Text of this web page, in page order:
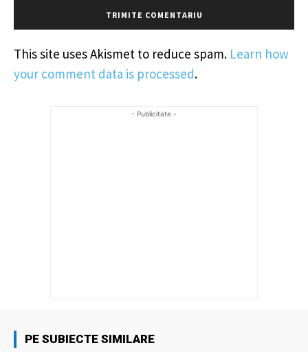
This site uses Akismet to reduce spam. Learn how
your comment data is processed.
- Publicitate -
PE SUBIECTE SIMILARE